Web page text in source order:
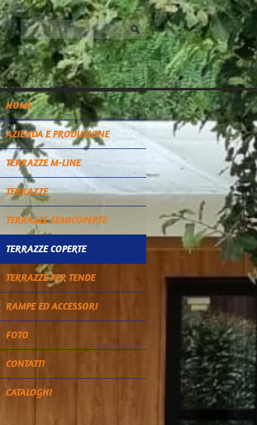
HOME
AZIENDA E PRODUZIONE
TERRAZZE M-LINE
TERRAZZE
TERRAZZE SEMICOPERTE
TERRAZZE COPERTE
TERRAZZE PER TENDE
RAMPE ED ACCESSORI
FOTO
CONTATTI
CATALOGHI